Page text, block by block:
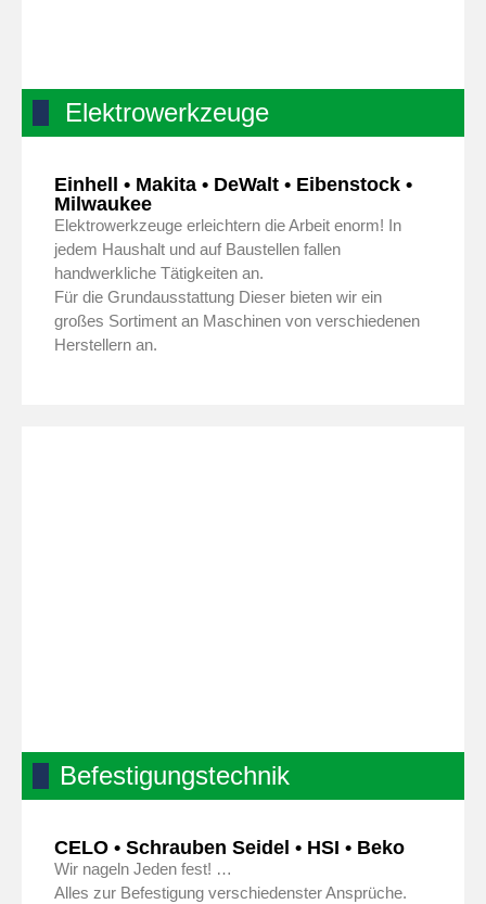
Elektrowerkzeuge
Einhell • Makita • DeWalt • Eibenstock •
Milwaukee
Elektrowerkzeuge erleichtern die Arbeit enorm! In
jedem Haushalt und auf Baustellen fallen
handwerkliche Tätigkeiten an.
Für die Grundausstattung Dieser bieten wir ein
großes Sortiment an Maschinen von verschiedenen
Herstellern an.
Befestigungstechnik
CELO • Schrauben Seidel • HSI • Beko
Wir nageln Jeden fest! …
Alles zur Befestigung verschiedenster Ansprüche.